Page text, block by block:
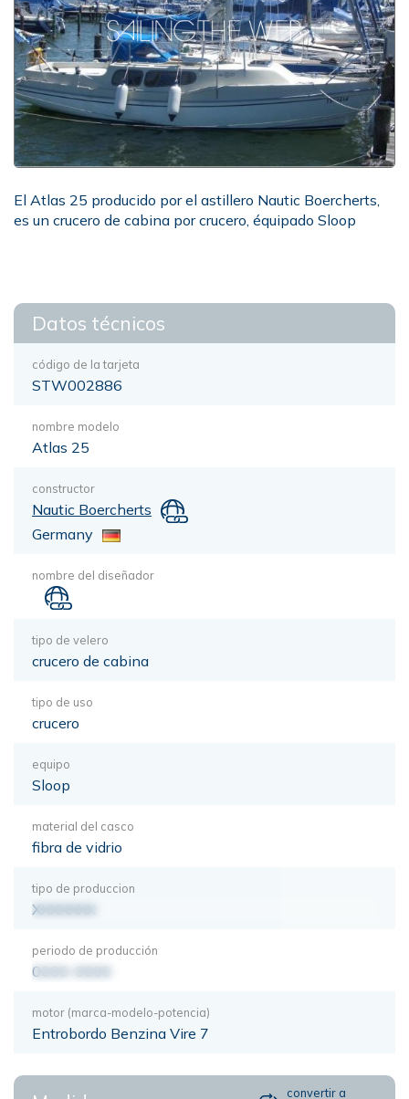
El Atlas 25 producido por el astillero Nautic Boercherts,
es un crucero de cabina por crucero, équipado Sloop
Datos técnicos
código de la tarjeta
STW002886
nombre modelo
Atlas 25
constructor
Nautic Boercherts
Germany
nombre del diseñador
tipo de velero
crucero de cabina
tipo de uso
crucero
equipo
Sloop
material del casco
fibra de vidrio
tipo de produccion
XXXXXXX
periodo de producción
0000-0000
motor (marca-modelo-potencia)
Entrobordo Benzina Vire 7
convertir a